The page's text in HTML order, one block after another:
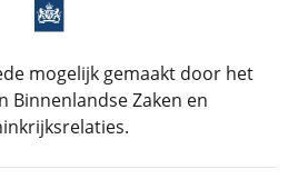
mogelijk gemaakt door het
Binnenlandse Zaken en